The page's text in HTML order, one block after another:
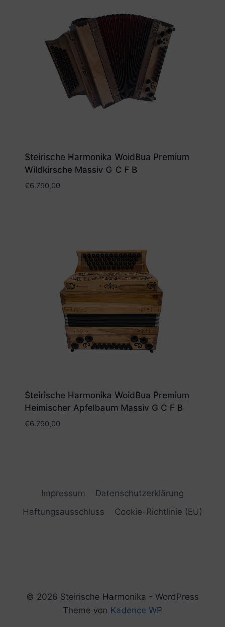
Steirische Harmonika WoidBua Premium
Wildkirsche Massiv G C F B
€6.790,00
Steirische Harmonika WoidBua Premium
Heimischer Apfelbaum Massiv G C F B
€6.790,00
Impressum
Datenschutzerklärung
Haftungsausschluss
Cookie-Richtlinie (EU)
© 2026 Steirische Harmonika - WordPress
Theme von Kadence WP